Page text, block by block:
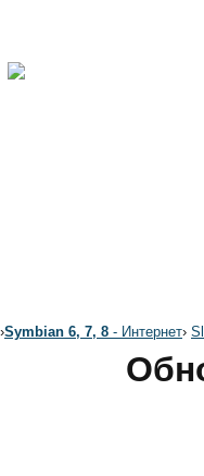
›Symbian 6, 7, 8 - Интернет›